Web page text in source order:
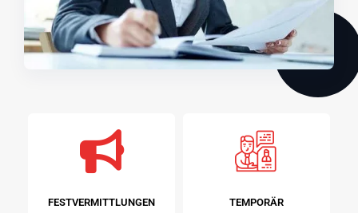
FESTVERMITTLUNGEN
TEMPORÄR